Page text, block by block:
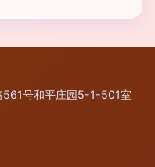
561号和平庄园5-1-501室